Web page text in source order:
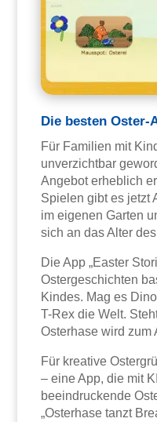
Die besten Oster-
Für Familien mit
unverzichtbar
Angebot erheblich
Spielen gibt es jetzt
im eigenen Garten
sich an das Alter
Die App „Easter
Ostergeschichten
Kindes. Mag es
T-Rex die Welt.
Osterhase wird zum
Für kreative
– eine App, die mit
beeindruckende
„Osterhase tanzt